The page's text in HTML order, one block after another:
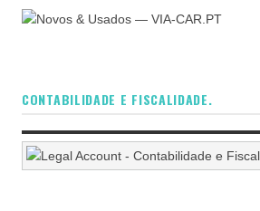
CONTABILIDADE E FISCALIDADE.